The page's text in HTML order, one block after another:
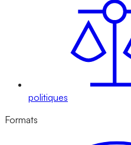
politiques
Formats